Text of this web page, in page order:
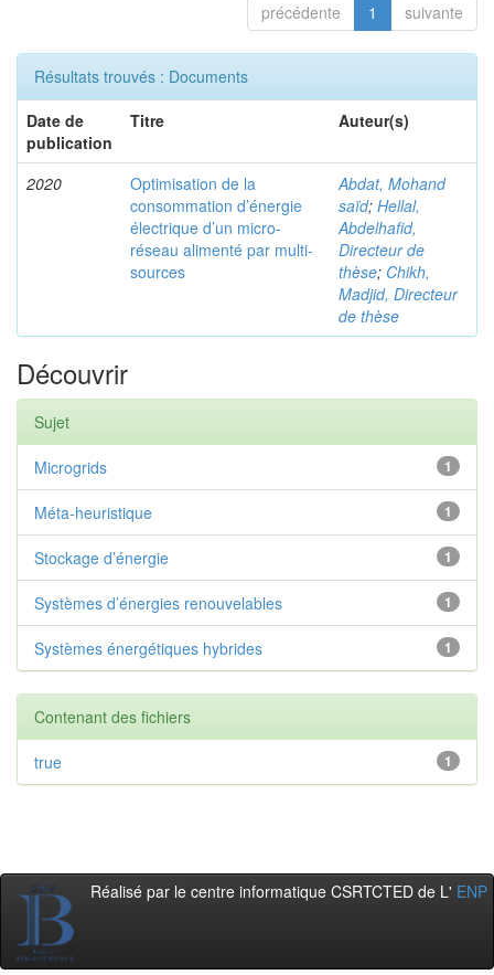
précédente 1 suivante
Résultats trouvés : Documents
Date de
publication
Titre Auteur(s)
2020
Optimisation de la
consommation d’énergie
électrique d’un micro-
réseau alimenté par multi-
sources
Abdat, Mohand
saïd; Hellal,
Abdelhafid,
Directeur de
thèse; Chikh,
Madjid, Directeur
de thèse
Découvrir
Sujet
1
Microgrids
1
Méta-heuristique
1
Stockage d’énergie
1
Systèmes d’énergies renouvelables
1
Systèmes énergétiques hybrides
Contenant des fichiers
1
true
Réalisé par le centre informatique CSRTCTED de L' ENP